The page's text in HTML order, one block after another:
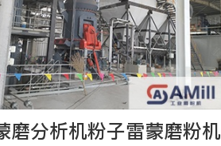
磨分析机粉子雷蒙磨粉机